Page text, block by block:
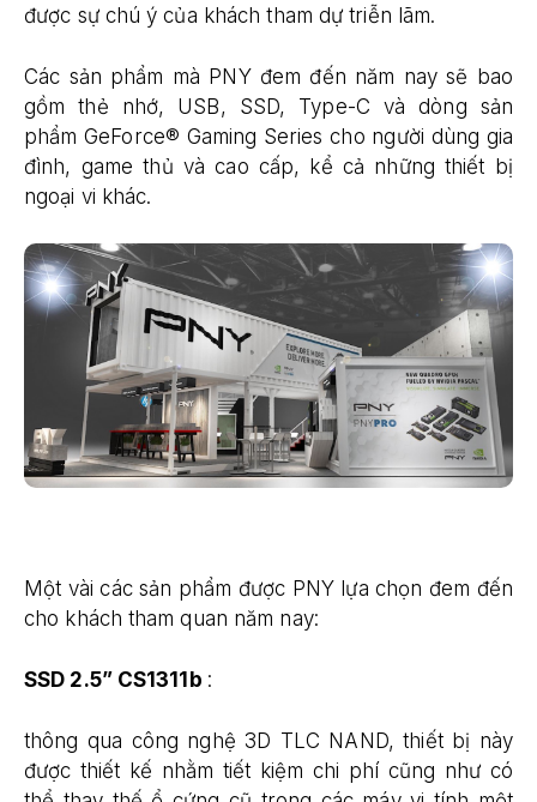
được sự chú ý của khách tham dự triễn lãm.
Các sản phẩm mà PNY đem đến năm nay sẽ bao
gồm thẻ nhớ, USB, SSD, Type-C và dòng sản
phẩm GeForce® Gaming Series cho người dùng gia
đình, game thủ và cao cấp, kể cả những thiết bị
ngoại vi khác.
Một vài các sản phẩm được PNY lựa chọn đem đến
cho khách tham quan năm nay:
SSD 2.5” CS1311b :
thông qua công nghệ 3D TLC NAND, thiết bị này
được thiết kế nhằm tiết kiệm chi phí cũng như có